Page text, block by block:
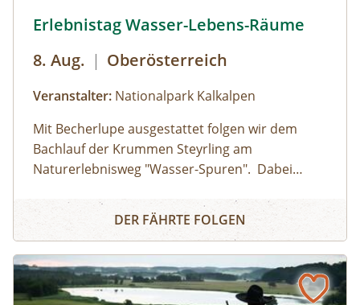
Erlebnistag Wasser-Lebens-Räume
8. Aug. | Oberösterreich
Veranstalter: Nationalpark Kalkalpen
Mit Becherlupe ausgestattet folgen wir dem
Bachlauf der Krummen Steyrling am
Naturerlebnisweg "Wasser-Spuren". Dabei
Bergbach, die sich oft unter Steinen verbergen
und lüften die rätselhaften Eigenschaften des
Erlebnistag Wasser-Lebens-Räume
DER FÄHRTE FOLGEN